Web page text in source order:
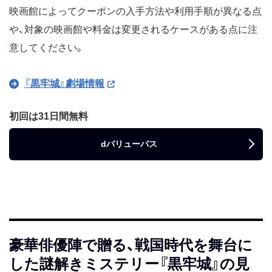
映画館によってクーポンの入手方法や利用手順が異なる点
や、対象の映画館や料金は変更されるケースがある点に注
意してください。
『黒牢城』劇場情報
初回は31日間無料
dバリューパス
豪華俳優陣で贈る、戦国時代を舞台に
した謎解きミステリー『黒牢城』の見